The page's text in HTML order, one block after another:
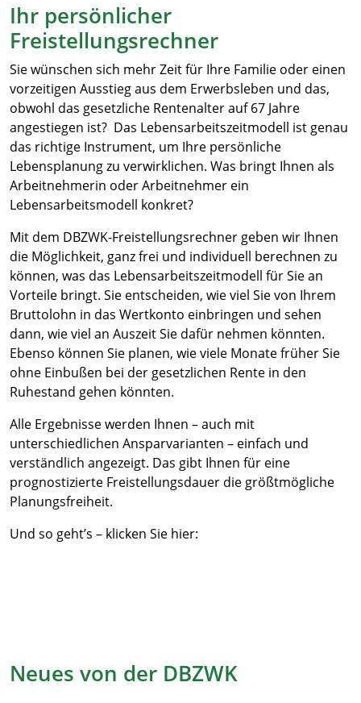
Ihr persönlicher
Freistellungsrechner
Sie wünschen sich mehr Zeit für Ihre Familie oder einen
vorzeitigen Ausstieg aus dem Erwerbsleben und das,
obwohl das gesetzliche Rentenalter auf 67 Jahre
angestiegen ist? Das Lebensarbeitszeitmodell ist genau
das richtige Instrument, um Ihre persönliche
Lebensplanung zu verwirklichen. Was bringt Ihnen als
Arbeitnehmerin oder Arbeitnehmer ein
Lebensarbeitsmodell konkret?
Mit dem DBZWK-Freistellungsrechner geben wir Ihnen
die Möglichkeit, ganz frei und individuell berechnen zu
können, was das Lebensarbeitszeitmodell für Sie an
Vorteile bringt. Sie entscheiden, wie viel Sie von Ihrem
Bruttolohn in das Wertkonto einbringen und sehen
dann, wie viel an Auszeit Sie dafür nehmen könnten.
Ebenso können Sie planen, wie viele Monate früher Sie
ohne Einbußen bei der gesetzlichen Rente in den
Ruhestand gehen könnten.
Alle Ergebnisse werden Ihnen – auch mit
unterschiedlichen Ansparvarianten – einfach und
verständlich angezeigt. Das gibt Ihnen für eine
prognostizierte Freistellungsdauer die größtmögliche
Planungsfreiheit.
Und so geht’s – klicken Sie hier:
Neues von der DBZWK